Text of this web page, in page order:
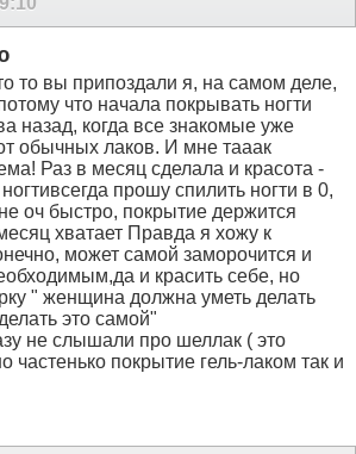
то вы припоздали я, на самом деле,
что начала покрывать ногти
назад, когда все знакомые уже
обычных лаков. И мне тааак
Раз в месяц сделала и красота -
всегда прошу спилить ногти в 0,
оч быстро, покрытие держится
хватает Правда я хожу к
может самой заморочится и
и красить себе, но
" женщина должна уметь делать
это самой"
не слышали про шеллак ( это
покрытие гель-лаком так и